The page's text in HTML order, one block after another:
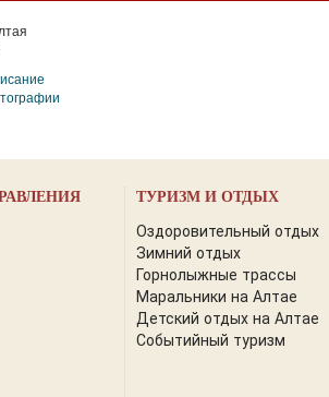
ТУРИЗМ И ОТДЫХ
Оздоровительный отдых
Зимний отдых
Горнолыжные трассы
Маральники на Алтае
Детский отдых на Алтае
Событийный туризм